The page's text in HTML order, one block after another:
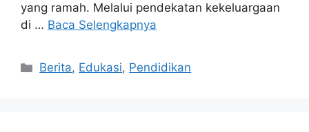
yang ramah. Melalui pendekatan kekeluargaan
di … Baca Selengkapnya
Kategori
Berita, Edukasi, Pendidikan